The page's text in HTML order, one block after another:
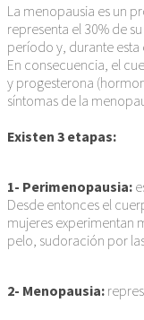
La menopausia es un
representa el 30% de
período y, durante
En consecuencia, el
y progesterona
síntomas de la
Existen 3 etapas:
1- Perimenopausia:
Desde entonces el
mujeres experimentan
pelo, sudoración por
2- Menopausia: